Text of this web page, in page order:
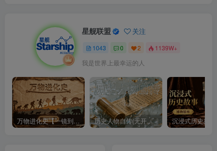
星舰联盟 关注
1043 0 2 1139W+
我是世界上最幸运的人
万物进化史【一镜到底】 历史人物自传(无开头模板)